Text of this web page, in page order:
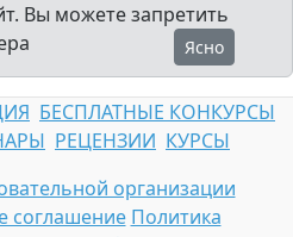
Вы можете запретить
Ясно
БЕСПЛАТНЫЕ КОНКУРСЫ
РЕЦЕНЗИИ КУРСЫ
организации
соглашение Политика